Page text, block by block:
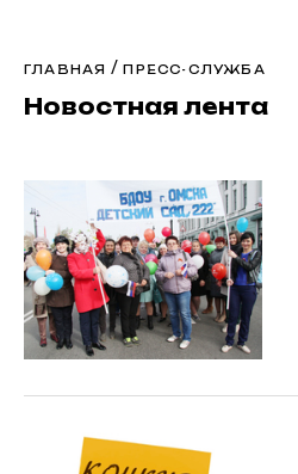
ГЛАВНАЯ /ПРЕСС-СЛУЖБА
Новостная лента